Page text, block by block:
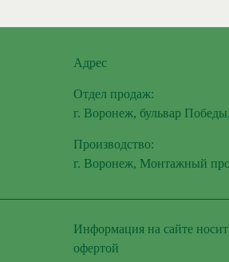
Адрес
Отдел продаж:
г. Воронеж, бульвар
Производство:
г. Воронеж, Монтажный
Информация на сайте
офертой